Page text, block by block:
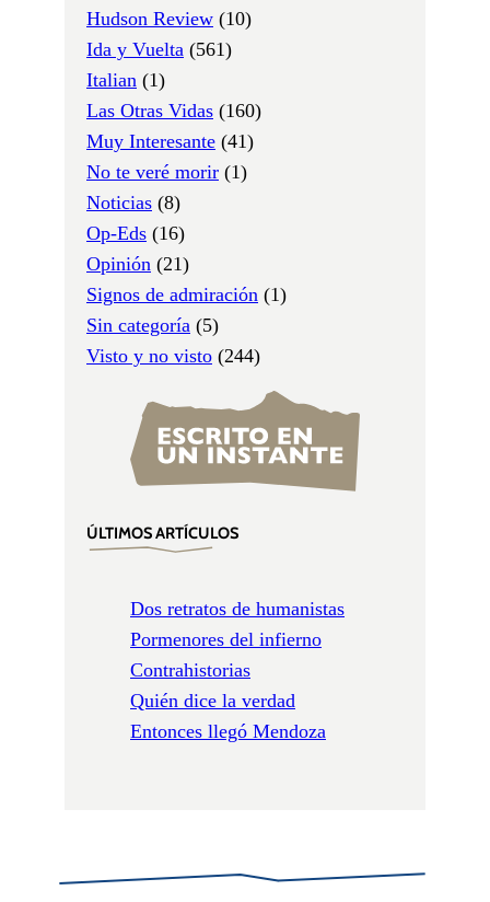
Hudson Review (10)
Ida y Vuelta (561)
Italian (1)
Las Otras Vidas (160)
Muy Interesante (41)
No te veré morir (1)
Noticias (8)
Op-Eds (16)
Opinión (21)
Signos de admiración (1)
Sin categoría (5)
Visto y no visto (244)
ÚLTIMOS ARTÍCULOS
Dos retratos de humanistas
Pormenores del infierno
Contrahistorias
Quién dice la verdad
Entonces llegó Mendoza